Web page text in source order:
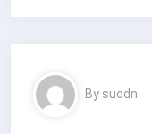
By suodn